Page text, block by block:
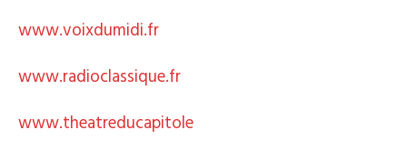
www.voixdumidi.fr
www.radioclassique.fr
www.theatreducapitole